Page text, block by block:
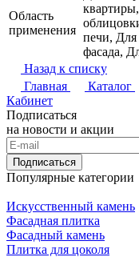
Область
применения
печи, Для
фасада,
Назад к списку
Главная
Каталог
Кабинет
Подписаться
на новости и акции
Подписаться
Популярные категории
Искусственный камень
Фасадная плитка
Фасадный камень
Плитка для цоколя